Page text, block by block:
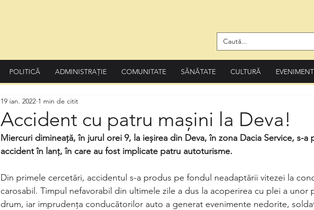
POLITICĂ ADMINISTRAȚIE COMUNITATE SĂNĂTATE CULTURĂ
Accident cu patru maşini la Deva!
19 ian. 2022 1 min de citit
Miercuri dimineaţă, în jurul orei 9, la ieșirea din Deva, în zona Dacia Service, s-a
accident în lanț, în care au fost implicate patru autoturisme.
Din primele cercetări, accidentul s-a produs pe fondul neadaptării vitezei la
carosabil. Timpul nefavorabil din ultimele zile a dus la acoperirea cu plei a unor
drum, iar imprudenţa conducătorilor auto a generat evenimente nedorite,